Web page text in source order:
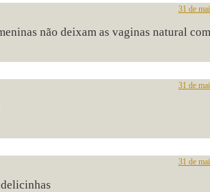
31 de
não deixam as vaginas natural
31 de
31 de